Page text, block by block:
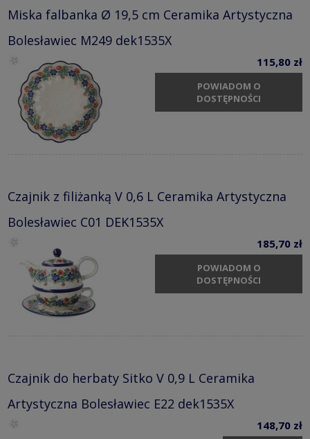
Miska falbanka Ø 19,5 cm Ceramika Artystyczna
Bolesławiec M249 dek1535X
115,80 zł
POWIADOM O
DOSTĘPNOŚCI
Czajnik z filiżanką V 0,6 L Ceramika Artystyczna
Bolesławiec C01 DEK1535X
185,70 zł
POWIADOM O
DOSTĘPNOŚCI
Czajnik do herbaty Sitko V 0,9 L Ceramika
Artystyczna Bolesławiec E22 dek1535X
148,70 zł